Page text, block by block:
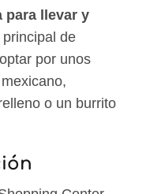
para llevar y
de
por unos
o un burrito